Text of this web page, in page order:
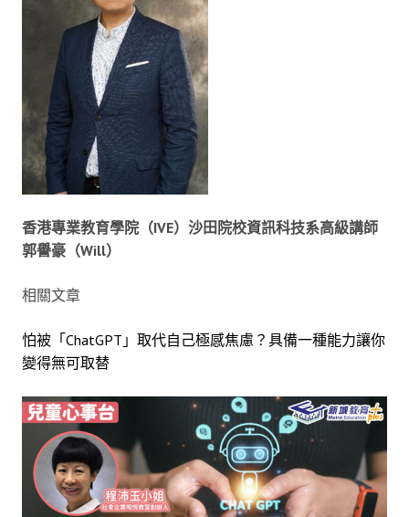
香港專業教育學院（IVE）沙田院校資訊科技系高級講師
郭譽豪（Will）
相關文章
怕被「ChatGPT」取代自己極感焦慮？具備一種能力讓你
變得無可取替